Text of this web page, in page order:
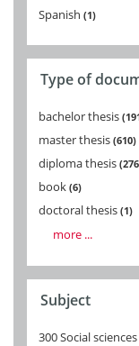
Spanish 1
Type of
bachelor thesis
master thesis 610
diploma thesis 276
book 6
doctoral thesis 1
more ...
Subject
300 Social sciences